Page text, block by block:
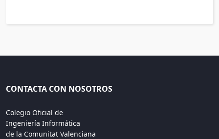
CONTACTA CON NOSOTROS
Colegio Oficial de
Ingeniería Informática
de la Comunitat Valenciana